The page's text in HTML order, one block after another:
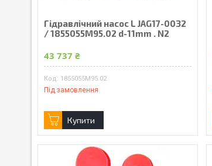
Гідравлічний насос L JAG17-0032
/ 1855055M95.02 d-11mm . N2
43 737 ₴
1855055M95.02
Під замовлення
Купити